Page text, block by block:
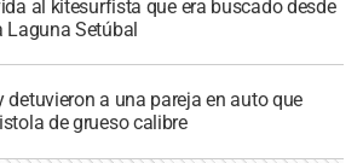
al kitesurfista que era buscado desde
Laguna Setúbal
detuvieron a una pareja en auto que
de grueso calibre